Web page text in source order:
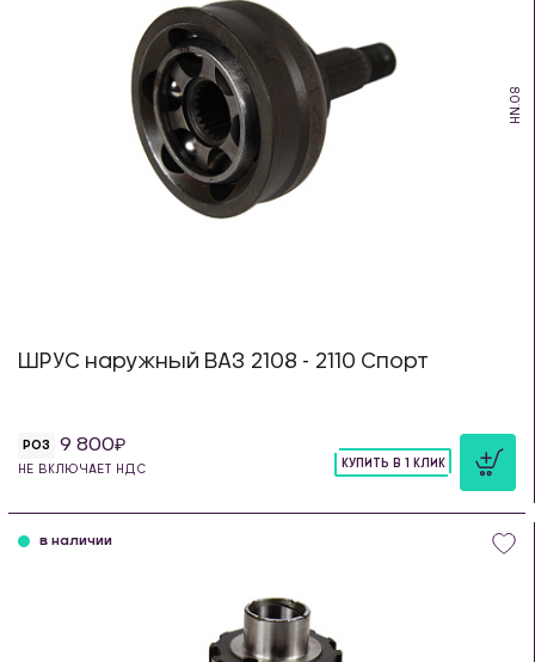
HN.08
ШРУС наружный ВАЗ 2108 - 2110 Спорт
РОЗ 9 800
НЕ ВКЛЮЧАЕТ НДС
КУПИТЬ В 1 КЛИК
в наличии